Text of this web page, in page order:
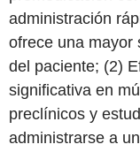
administración
ofrece una mayor
del paciente; (2)
significativa en
preclínicos y
administrarse a